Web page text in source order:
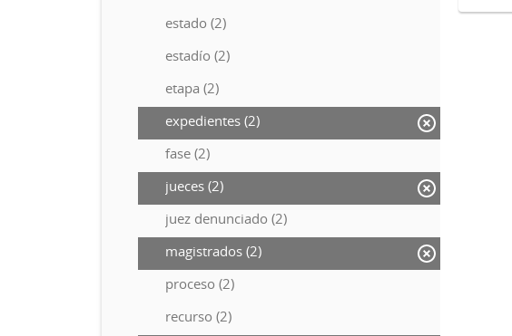
estado (2)
estadío (2)
etapa (2)
expedientes (2)
fase (2)
jueces (2)
juez denunciado (2)
magistrados (2)
proceso (2)
recurso (2)